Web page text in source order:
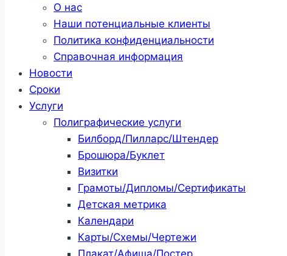
О нас
Наши потенциальные клиенты
Политика конфиденциальности
Справочная информация
Новости
Сроки
Услуги
Полиграфические услуги
Билборд/Пилларс/Штендер
Брошюра/Буклет
Визитки
Грамоты/Дипломы/Сертификаты
Детская метрика
Календари
Карты/Схемы/Чертежи
Плакат/Афиша/Постер